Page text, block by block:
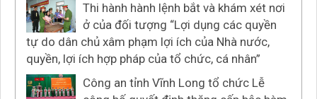
Thi hành hành lệnh bắt và khám xét nơi
ở của đối tượng “Lợi dụng các quyền
tự do dân chủ xâm phạm lợi ích của Nhà nước,
quyền, lợi ích hợp pháp của tổ chức, cá nhân”
Công an tỉnh Vĩnh Long tổ chức Lễ